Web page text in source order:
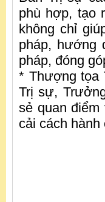
phù hợp, tạo
không chỉ
pháp, hướng
pháp, đóng
* Thượng tọa
Trị sự,
sẻ quan
cải cách hành